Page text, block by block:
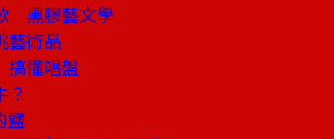
黑膠藝文學
術品
懂唱盤
？
鹽